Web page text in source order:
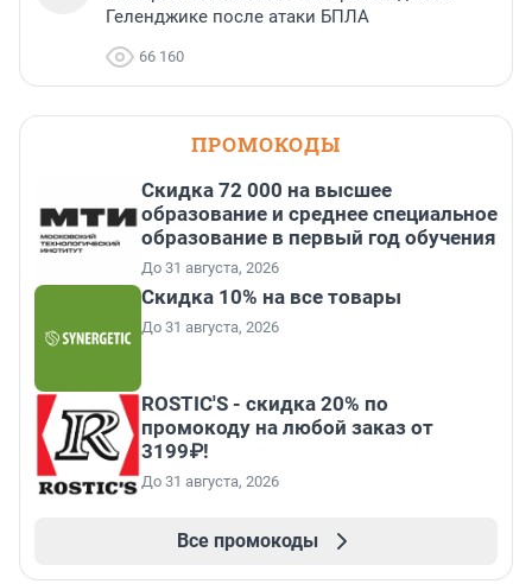
Геленджике после атаки БПЛА
66 160
ПРОМОКОДЫ
Скидка 72 000 на высшее
образование и среднее специальное
образование в первый год обучения
До 31 августа, 2026
Скидка 10% на все товары
До 31 августа, 2026
ROSTIC'S - скидка 20% по
промокоду на любой заказ от
3199₽!
До 31 августа, 2026
Все промокоды